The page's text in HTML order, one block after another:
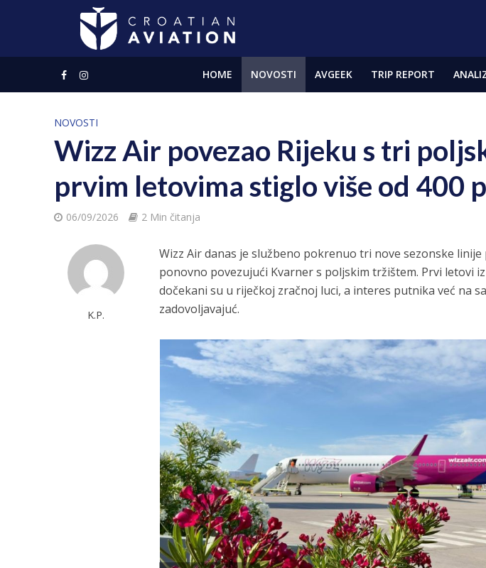
HOME NOVOSTI AVGEEK TRIP REPORT
NOVOSTI
Wizz Air povezao Rijeku s tri
prvim letovima stiglo više od 400
06/09/2026 2 Min čitanja
K.P.
Wizz Air danas je službeno pokrenuo tri nove sezonske linije
ponovno povezujući Kvarner s poljskim tržištem. Prvi letovi
dočekani su u riječkoj zračnoj luci, a interes putnika već na
zadovoljavajuć.